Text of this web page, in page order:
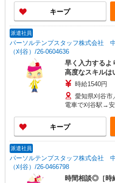
車場を契約すれ
キープ
派遣社員
パーソルテンプスタッフ株式会社
（刈谷）/26-0604636
早く入力する
高度なスキル
時給1540円
愛知県刈谷
電車で刈谷駅→
を契約すればお
キープ
派遣社員
パーソルテンプスタッフ株式会社
（刈谷）/26-0466798
時間相談◎［時